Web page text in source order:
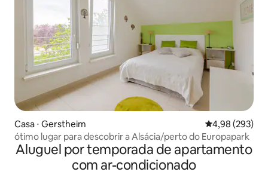
Casa ⋅ Gerstheim 4,98 de uma
4,98 (293)
ótimo lugar para descobrir a Alsácia/perto do Europapark
Aluguel por temporada de apartamento
com ar-condicionado